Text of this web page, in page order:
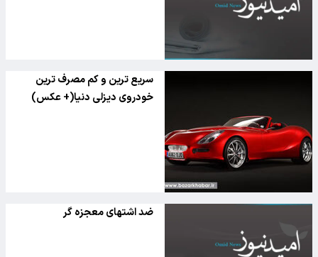
سریع ترین و کم مصرف ترین
خودروی دیزلی دنیا(+ عکس)
ضد اشتهای معجزه گر